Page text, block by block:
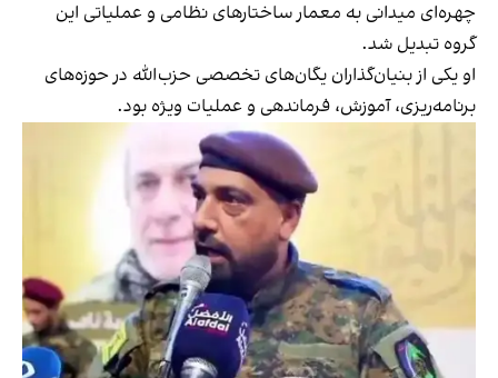
چهره‌ای میدانی به معمار ساختارهای نظامی و عملیاتی این
گروه تبدیل شد.
او یکی از بنیان‌گذاران یگان‌های تخصصی حزب‌الله در حوزه‌های
برنامه‌ریزی، آموزش، فرماندهی و عملیات ویژه بود.